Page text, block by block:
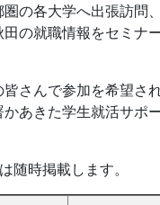
の各大学へ出張訪問
田の就職情報をセミナ
さんで参加を希望さ
あきた学生就活サポ
随時掲載します。